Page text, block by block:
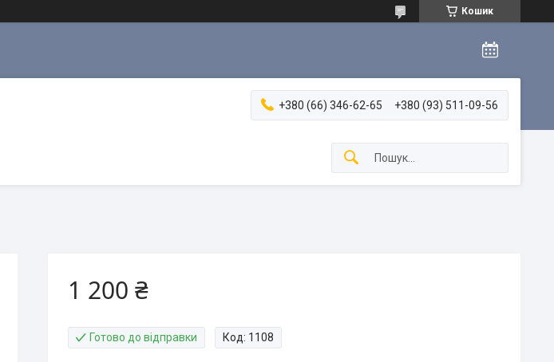
Кошик
+380 (66) 346-62-65 +380 (93) 511-09-56
1 200 ₴
Готово до відправки Код: 1108